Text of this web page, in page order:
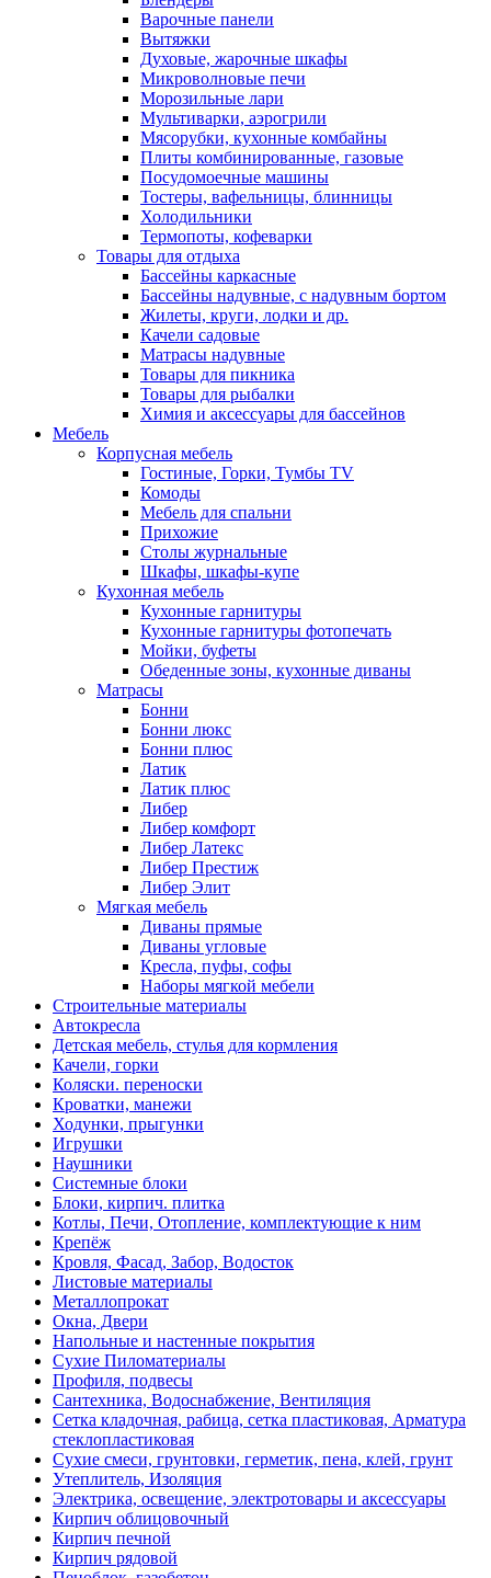
Варочные панели
Вытяжки
Духовые, жарочные шкафы
Микроволновые печи
Морозильные лари
Мультиварки, аэрогрили
Мясорубки, кухонные комбайны
Плиты комбинированные, газовые
Посудомоечные машины
Тостеры, вафельницы, блинницы
Холодильники
Термопоты, кофеварки
Товары для отдыха
Бассейны каркасные
Бассейны надувные, с надувным бортом
Жилеты, круги, лодки и др.
Качели садовые
Матрасы надувные
Товары для пикника
Товары для рыбалки
Химия и аксессуары для бассейнов
Мебель
Корпусная мебель
Гостиные, Горки, Тумбы TV
Комоды
Мебель для спальни
Прихожие
Столы журнальные
Шкафы, шкафы-купе
Кухонная мебель
Кухонные гарнитуры
Кухонные гарнитуры фотопечать
Мойки, буфеты
Обеденные зоны, кухонные диваны
Матрасы
Бонни
Бонни люкс
Бонни плюс
Латик
Латик плюс
Либер
Либер комфорт
Либер Латекс
Либер Престиж
Либер Элит
Мягкая мебель
Диваны прямые
Диваны угловые
Кресла, пуфы, софы
Наборы мягкой мебели
Строительные материалы
Автокресла
Детская мебель, стулья для кормления
Качели, горки
Коляски. переноски
Кроватки, манежи
Ходунки, прыгунки
Игрушки
Наушники
Системные блоки
Блоки, кирпич. плитка
Котлы, Печи, Отопление, комплектующие к ним
Крепёж
Кровля, Фасад, Забор, Водосток
Листовые материалы
Металлопрокат
Окна, Двери
Напольные и настенные покрытия
Сухие Пиломатериалы
Профиля, подвесы
Сантехника, Водоснабжение, Вентиляция
Сетка кладочная, рабица, сетка пластиковая, Арматура
стеклопластиковая
Сухие смеси, грунтовки, герметик, пена, клей, грунт
Утеплитель, Изоляция
Электрика, освещение, электротовары и аксессуары
Кирпич облицовочный
Кирпич печной
Кирпич рядовой